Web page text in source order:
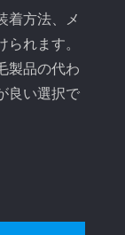
着方法、メ
れます。
製品の代わ
良い選択で